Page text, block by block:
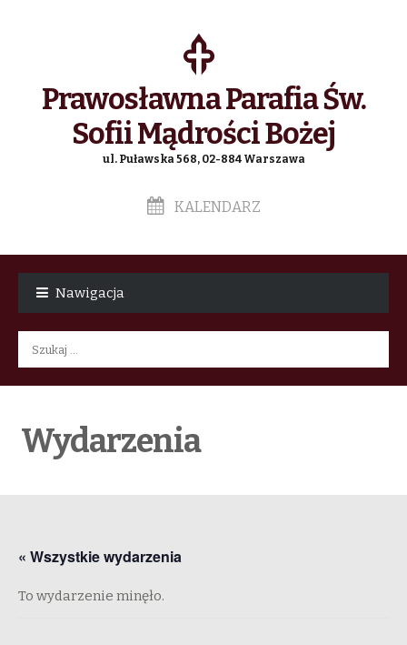
Prawosławna Parafia Św.
Sofii Mądrości Bożej
ul. Puławska 568, 02-884 Warszawa
KALENDARZ
Nawigacja
Szukaj:
Wydarzenia
« Wszystkie wydarzenia
To wydarzenie minęło.